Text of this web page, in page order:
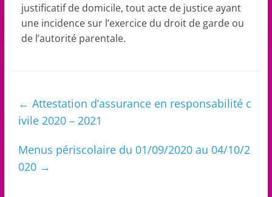
justificatif de domicile, tout acte de justice ayant
une incidence sur l’exercice du droit de garde ou
de l’autorité parentale.
← Attestation d’assurance en responsabilité c
ivile 2020 – 2021
Menus périscolaire du 01/09/2020 au 04/10/2
020 →